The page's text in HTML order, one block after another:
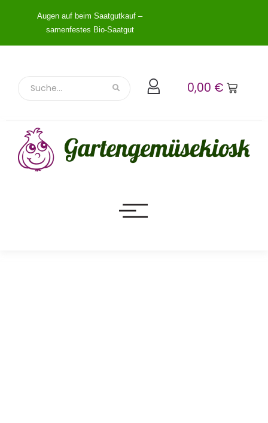
Augen auf beim Saatgutkauf –
samenfestes Bio-Saatgut
0,00 €